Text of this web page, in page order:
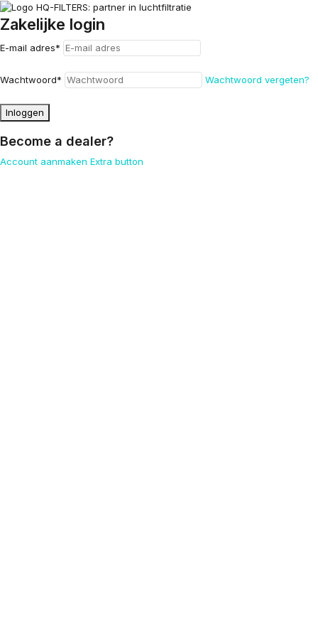
Zakelijke login
E-mail adres*
Wachtwoord* Wachtwoord vergeten?
Inloggen
Become a dealer?
Account aanmaken Extra button